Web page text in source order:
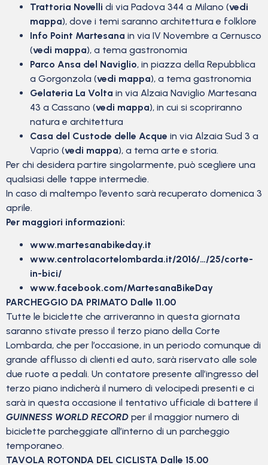
Trattoria Novelli di via Padova 344 a Milano (vedi
mappa), dove i temi saranno architettura e folklore
Info Point Martesana in via IV Novembre a Cernusco
(vedi mappa), a tema gastronomia
Parco Ansa del Naviglio, in piazza della Repubblica
a Gorgonzola (vedi mappa), a tema gastronomia
Gelateria La Volta in via Alzaia Naviglio Martesana
43 a Cassano (vedi mappa), in cui si scopriranno
natura e architettura
Casa del Custode delle Acque in via Alzaia Sud 3 a
Vaprio (vedi mappa), a tema arte e storia.
Per chi desidera partire singolarmente, può scegliere una
qualsiasi delle tappe intermedie.
In caso di maltempo l’evento sarà recuperato domenica 3
aprile.
Per maggiori informazioni:
www.martesanabikeday.it
www.centrolacortelombarda.it/2016/…/25/corte-
in-bici/
www.facebook.com/MartesanaBikeDay
PARCHEGGIO DA PRIMATO Dalle 11.00
Tutte le biciclette che arriveranno in questa giornata
saranno stivate presso il terzo piano della Corte
Lombarda, che per l’occasione, in un periodo comunque di
grande afflusso di clienti ed auto, sarà riservato alle sole
due ruote a pedali. Un contatore presente all’ingresso del
terzo piano indicherà il numero di velocipedi presenti e ci
sarà in questa occasione il tentativo ufficiale di battere il
GUINNESS WORLD RECORD per il maggior numero di
biciclette parcheggiate all’interno di un parcheggio
temporaneo.
TAVOLA ROTONDA DEL CICLISTA Dalle 15.00